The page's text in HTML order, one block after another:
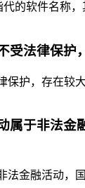
的软件名称
受法律保
保护，存在较
属于非法金
法金融活动，